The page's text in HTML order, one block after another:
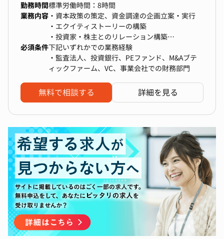
下限なし〜上限なし
検索する
選択中の条件 すべてクリア
CFO（ファイナンスあり）
CFO（ファイナンスなし）
東京都杉並区
勤務時間標準労働時間：8時間
業務内容 ・資本政策の策定、資金調達の企画立案・実行
・エクイティストーリーの構築
・投資家・株主とのリレーション構築
・予算の策定、予実分析
・IPO準備やM&A対応における業務全般
・コーポレート部門の立上げ・統括
必須条件下記いずれかでの業務経験
・監査法人、投資銀行、PEファンド、M&Aブテ
ィックファーム、VC、事業会社での財務部門
無料で相談する 詳細を見る